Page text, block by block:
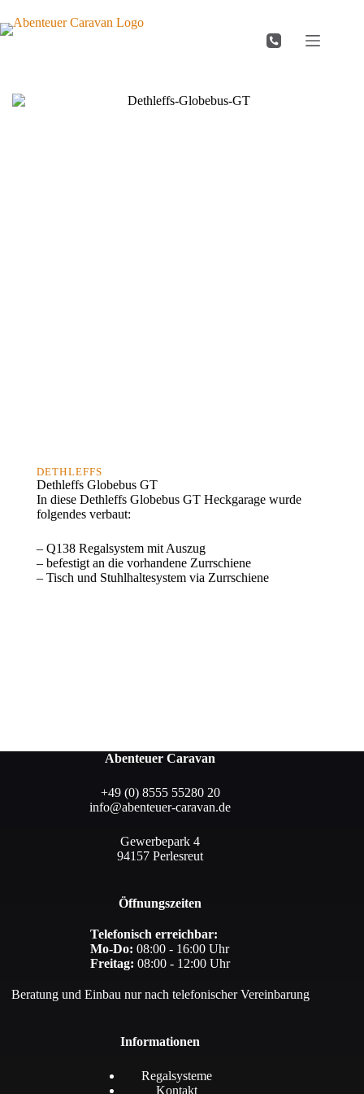
DETHLEFFS
Dethleffs Globebus GT
In diese Dethleffs Globebus GT Heckgarage wurde
folgendes verbaut:
– Q138 Regalsystem mit Auszug
– befestigt an die vorhandene Zurrschiene
– Tisch und Stuhlhaltesystem via Zurrschiene
Abenteuer Caravan
+49 (0) 8555 55280 20
info@abenteuer-caravan.de
Gewerbepark 4
94157 Perlesreut
Öffnungszeiten
Telefonisch erreichbar:
Mo-Do: 08:00 - 16:00 Uhr
Freitag:08:00 - 12:00 Uhr
Beratung und Einbau nur nach telefonischer Vereinbarung
Informationen
Regalsysteme
Kontakt